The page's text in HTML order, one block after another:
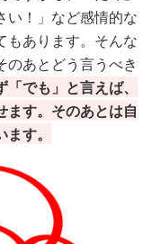
い！」など感情的な
もあります。そんな
のあとどう言うべき
「でも」と言えば、
ます。そのあとは自
す。